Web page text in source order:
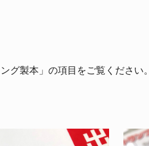
グ製本」の項目をご覧ください。